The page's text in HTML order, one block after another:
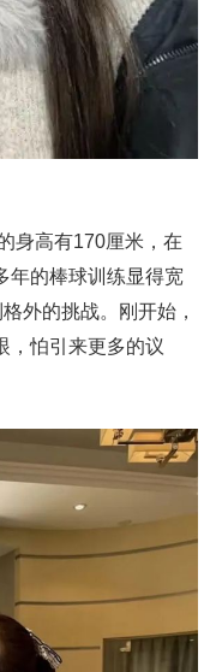
身高有170厘米，在
年的棒球训练显得宽
外的挑战。刚开始，
，怕引来更多的议